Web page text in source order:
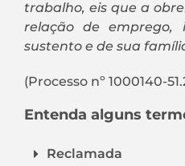
trabalho, eis que a
relação de emprego,
sustento e de sua
(Processo nº 1000140-
Entenda alguns
Reclamada